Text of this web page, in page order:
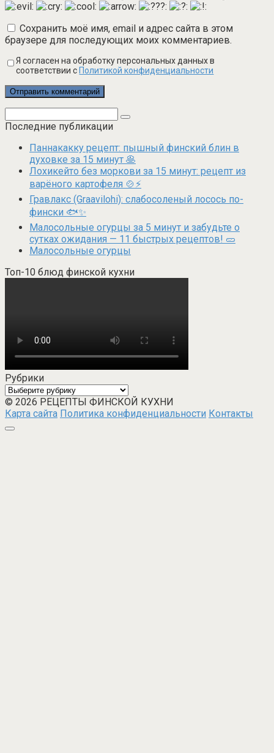
Сохранить моё имя, email и адрес сайта в этом
браузере для последующих моих комментариев.
Я согласен на обработку персональных данных в
соответствии сПолитикой конфиденциальности
Последние публикации
Паннакакку рецепт: пышный финский блин в
духовке за 15 минут 🥞
Лохикейто без моркови за 15 минут: рецепт из
варёного картофеля 🍲⚡
Гравлакс (Graavilohi): слабосоленый лосось по-
фински 🐟✨
Малосольные огурцы за 5 минут и забудьте о
сутках ожидания — 11 быстрых рецептов! 🥒
Малосольные огурцы
Топ-10 блюд финской кухни
Рубрики
Рубрики
© 2026 РЕЦЕПТЫ ФИНСКОЙ КУХНИ
Карта сайта Политика конфиденциальности Контакты